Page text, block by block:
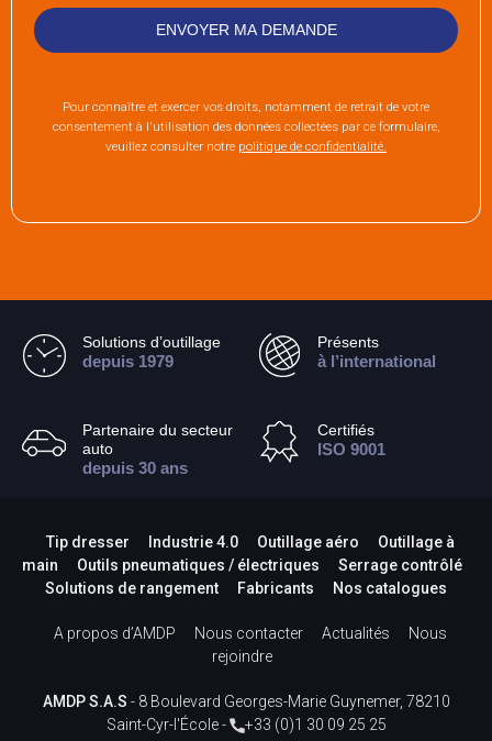
Pour connaître et exercer vos droits, notamment de retrait de votre
consentement à l'utilisation des données collectées par ce formulaire,
veuillez consulter notre politique de confidentialité.
Solutions d’outillage
depuis 1979
Présents
à l’international
Partenaire du secteur
auto
depuis 30 ans
Certifiés
ISO 9001
Tip dresser Industrie 4.0 Outillage aéro
Outillage à
main
Outils pneumatiques / électriques
Serrage contrôlé
Solutions de rangement
Fabricants Nos catalogues
A propos d’AMDP Nous contacter Actualités
Nous
rejoindre
AMDP S.A.S - 8 Boulevard Georges-Marie Guynemer, 78210
Saint-Cyr-l'École -
+33 (0)1 30 09 25 25